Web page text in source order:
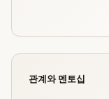
관계와 멘토십